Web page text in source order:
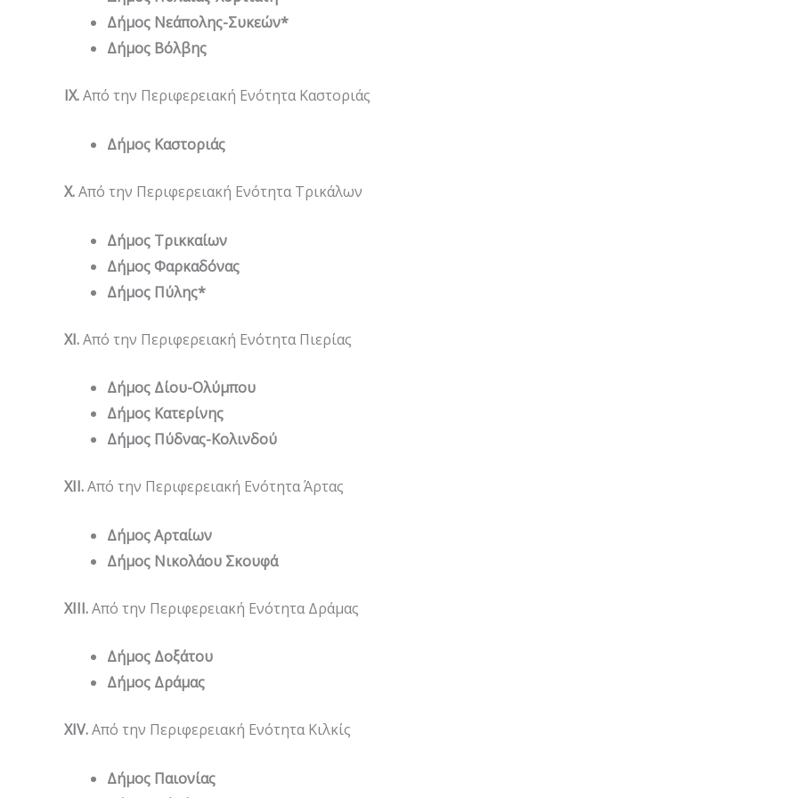
Δήμος Νεάπολης-Συκεών*
Δήμος Βόλβης
IX.Από την Περιφερειακή Ενότητα Καστοριάς
Δήμος Καστοριάς
X.Από την Περιφερειακή Ενότητα Τρικάλων
Δήμος Τρικκαίων
Δήμος Φαρκαδόνας
Δήμος Πύλης*
XI.Από την Περιφερειακή Ενότητα Πιερίας
Δήμος Δίου-Ολύμπου
Δήμος Κατερίνης
Δήμος Πύδνας-Κολινδού
XII.Από την Περιφερειακή Ενότητα Άρτας
Δήμος Αρταίων
Δήμος Νικολάου Σκουφά
XIII.Από την Περιφερειακή Ενότητα Δράμας
Δήμος Δοξάτου
Δήμος Δράμας
XIV.Από την Περιφερειακή Ενότητα Κιλκίς
Δήμος Παιονίας